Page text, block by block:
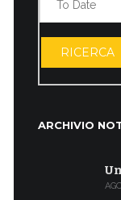
RICERCA
ARCHIVIO